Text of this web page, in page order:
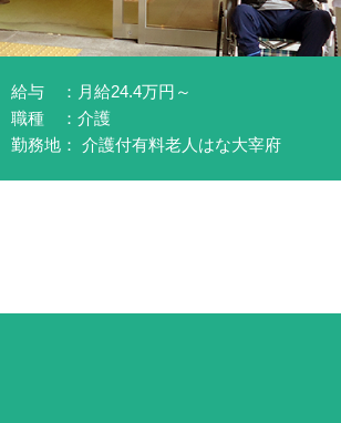
給与 ：月給24.4万円～
職種 ：介護
勤務地： 介護付有料老人はな大宰府